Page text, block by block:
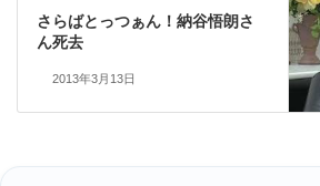
さらばとっつぁん！納谷悟朗さ
ん死去
2013年3月13日